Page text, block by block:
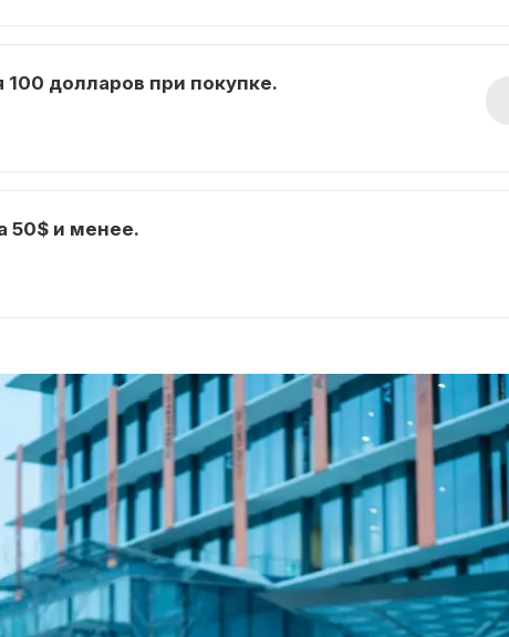
долларов при покупке.
50$ и менее.